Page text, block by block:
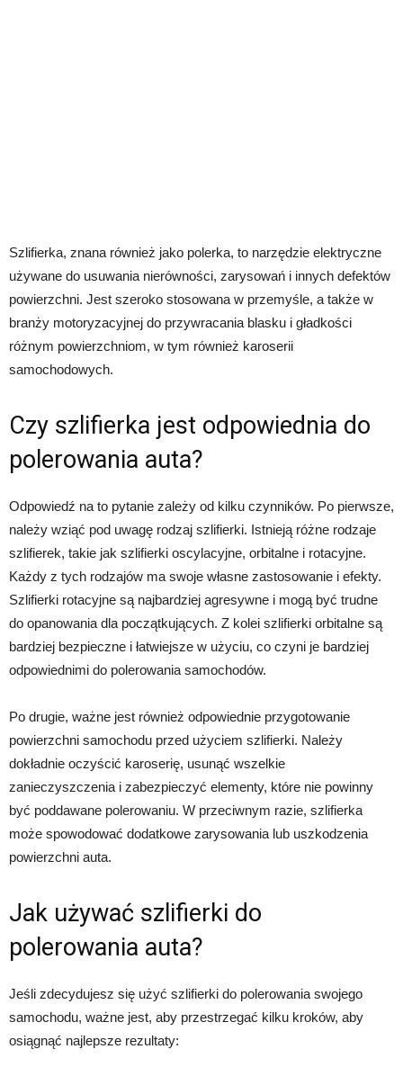
Szlifierka, znana również jako polerka, to narzędzie elektryczne
używane do usuwania nierówności, zarysowań i innych defektów
powierzchni. Jest szeroko stosowana w przemyśle, a także w
branży motoryzacyjnej do przywracania blasku i gładkości
różnym powierzchniom, w tym również karoserii
samochodowych.
Czy szlifierka jest odpowiednia do
polerowania auta?
Odpowiedź na to pytanie zależy od kilku czynników. Po pierwsze,
należy wziąć pod uwagę rodzaj szlifierki. Istnieją różne rodzaje
szlifierek, takie jak szlifierki oscylacyjne, orbitalne i rotacyjne.
Każdy z tych rodzajów ma swoje własne zastosowanie i efekty.
Szlifierki rotacyjne są najbardziej agresywne i mogą być trudne
do opanowania dla początkujących. Z kolei szlifierki orbitalne są
bardziej bezpieczne i łatwiejsze w użyciu, co czyni je bardziej
odpowiednimi do polerowania samochodów.
Po drugie, ważne jest również odpowiednie przygotowanie
powierzchni samochodu przed użyciem szlifierki. Należy
dokładnie oczyścić karoserię, usunąć wszelkie
zanieczyszczenia i zabezpieczyć elementy, które nie powinny
być poddawane polerowaniu. W przeciwnym razie, szlifierka
może spowodować dodatkowe zarysowania lub uszkodzenia
powierzchni auta.
Jak używać szlifierki do
polerowania auta?
Jeśli zdecydujesz się użyć szlifierki do polerowania swojego
samochodu, ważne jest, aby przestrzegać kilku kroków, aby
osiągnąć najlepsze rezultaty: